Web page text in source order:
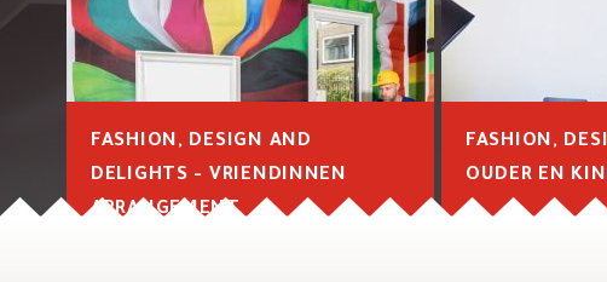
FASHION, DESIGN AND
DELIGHTS - VRIENDINNEN
ARRANGEMENT
FASHION,
OUDER EN